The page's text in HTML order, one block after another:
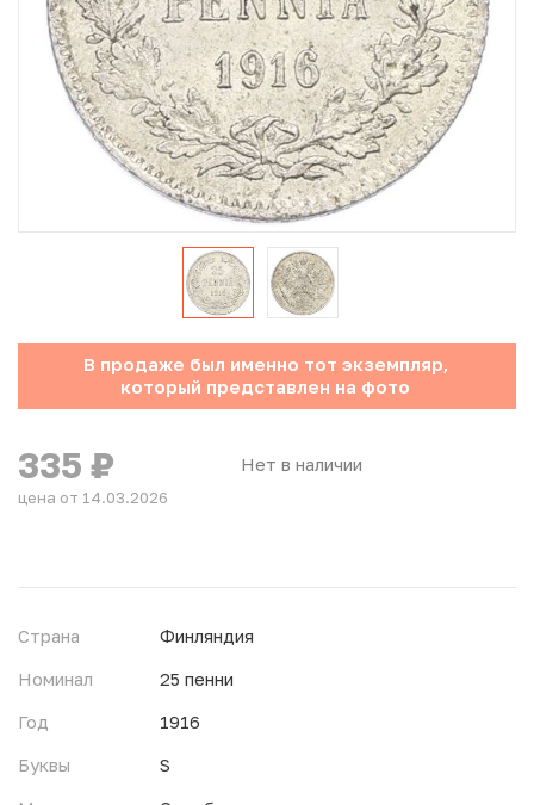
Юбилейные монеты Банка России (с 1999 года)
Памятные и инвестиционные монеты СССР и России
Иностранные монеты
Неофициальные выпуски монет (Unusual)
Античные и средневековые монеты
Инвестиционные монеты
В продаже был именно тот экземпляр,
который представлен на фото
Нет в наличии
335 ₽
цена от 14.03.2026
Страна
Финляндия
Номинал
25 пенни
Год
1916
Буквы
S